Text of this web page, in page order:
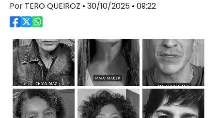
Por TERO QUEIROZ • 30/10/2025 • 09:22